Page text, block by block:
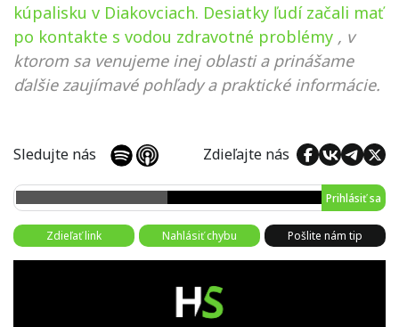
kúpalisku v Diakovciach. Desiatky ľudí začali mať
po kontakte s vodou zdravotné problémy , v
ktorom sa venujeme inej oblasti a prinášame
ďalšie zaujímavé pohľady a praktické informácie.
Sledujte nás Zdieľajte nás
Prihlásiť sa
Zdieľať link Nahlásiť chybu Pošlite nám tip